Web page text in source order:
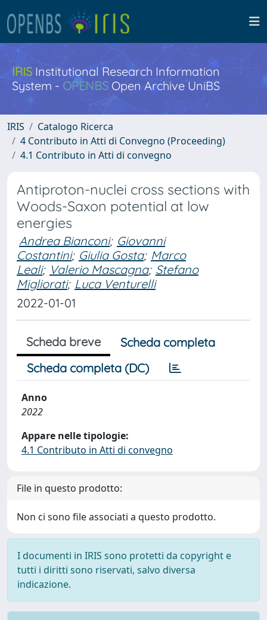
IRISInstitutional Research Information
System - OPENBS Open Archive UniBS
IRIS
Catalogo Ricerca
4 Contributo in Atti di Convegno (Proceeding)
4.1 Contributo in Atti di convegno
Antiproton-nuclei cross sections with
Woods-Saxon potential at low
energies
Andrea Bianconi; Giovanni
Costantini; Giulia Gosta; Marco
Leali; Valerio Mascagna; Stefano
Migliorati; Luca Venturelli
2022-01-01
Scheda breve
Scheda completa
Scheda completa (DC)
Anno
2022
Appare nelle tipologie:
4.1 Contributo in Atti di convegno
File in questo prodotto:
Non ci sono file associati a questo prodotto.
I documenti in IRIS sono protetti da copyright e
tutti i diritti sono riservati, salvo diversa
indicazione.